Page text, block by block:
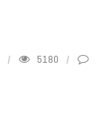
5180